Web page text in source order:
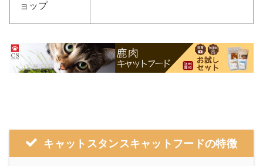
ョップ
キャットスタンスキャットフードの特徴